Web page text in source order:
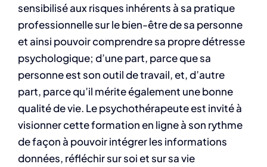
sensibilisé aux risques inhérents à sa pratique
professionnelle sur le bien-être de sa personne
et ainsi pouvoir comprendre sa propre détresse
psychologique; d’une part, parce que sa
personne est son outil de travail, et, d’autre
part, parce qu’il mérite également une bonne
qualité de vie. Le psychothérapeute est invité à
visionner cette formation en ligne à son rythme
de façon à pouvoir intégrer les informations
données, réfléchir sur soi et sur sa vie